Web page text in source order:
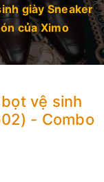
giày Sneaker
của Ximo
vệ sinh
- Combo